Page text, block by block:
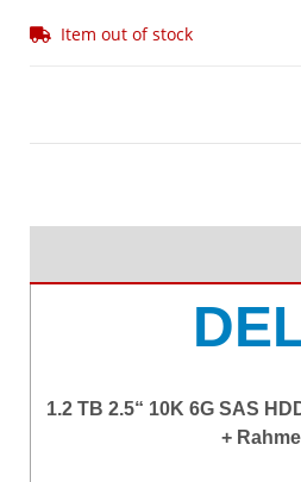
Item out of stock
1.2 TB 2.5“ 10K 6G SAS
+